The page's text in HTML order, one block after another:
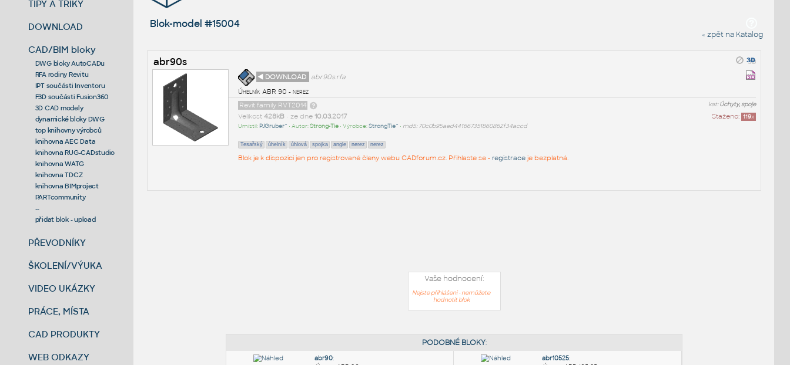
TIPY A TRIKY
DOWNLOAD
CAD/BIM bloky
DWG bloky AutoCADu
RFA rodiny Revitu
IPT součásti Inventoru
F3D součásti Fusion360
3D CAD modely
dynamické bloky DWG
top knihovny výrobců
knihovna AEC Data
knihovna RUG-CADstudio
knihovna WATG
knihovna TDCZ
knihovna BIMproject
PARTcommunity
--
přidat blok - upload
PŘEVODNÍKY
ŠKOLENÍ/VÝUKA
VIDEO UKÁZKY
PRÁCE, MÍSTA
CAD PRODUKTY
WEB ODKAZY
Blok-model #15004
« zpět na Katalog
abr90s
◄ DOWNLOAD
abr90s.rfa
Úhelník ABR 90 - nerez
kat:Úchyty, spoje
Revit family RVT2014
Staženo: 119x
Velikost 428kB• ze dne 10.03.2017
Umístil: PJGruber^ • Autor:Strong-Tie• Výrobce:StrongTie^ • md5: 70c0b95aed441667351860862f34accd
Tesařský úhelník úhlová spojka angle nerez nerez
Blok je k dispozici jen pro registrované členy webu CADforum.cz. Přihlaste se - registraceje bezplatná.
Vaše hodnocení:
Nejste přihlášeni - nemůžete
hodnotit blok